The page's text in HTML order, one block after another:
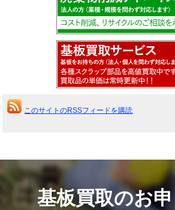
このサイトのRSSフィードを購読
基板買取のお